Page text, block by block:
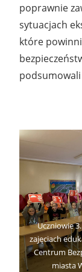
poprawnie
sytuacjach
które
podsumowali
Uczniowie
zajęciach
Centrum
miasta